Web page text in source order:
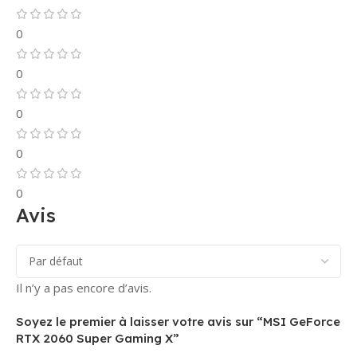
service client
pour répondre
questions sur
les paiements
12 heures
après
validation du
commande
sera annulée.
chèque
(Entreprises
uniquement)
Réservé aux
sociétés
régler leurs
achats par
chèque
bancaire
certifié.
0
0
0
0
0
Avis
Il n’y a pas encore d’avis.
Soyez le premier à laisser votre avis sur “MSI GeForce
RTX 2060 Super Gaming X”